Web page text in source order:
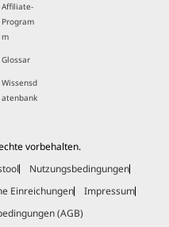
Affiliate-
Program
m
Glossar
Wissensd
atenbank
vorbehalten.
Nutzungsbedingungen
Einreichungen
Impressum
(AGB)